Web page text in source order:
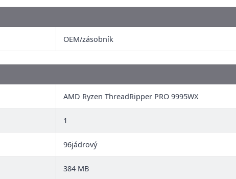
OEM/zásobník
AMD Ryzen ThreadRipper PRO 9995WX
1
96jádrový
384 MB